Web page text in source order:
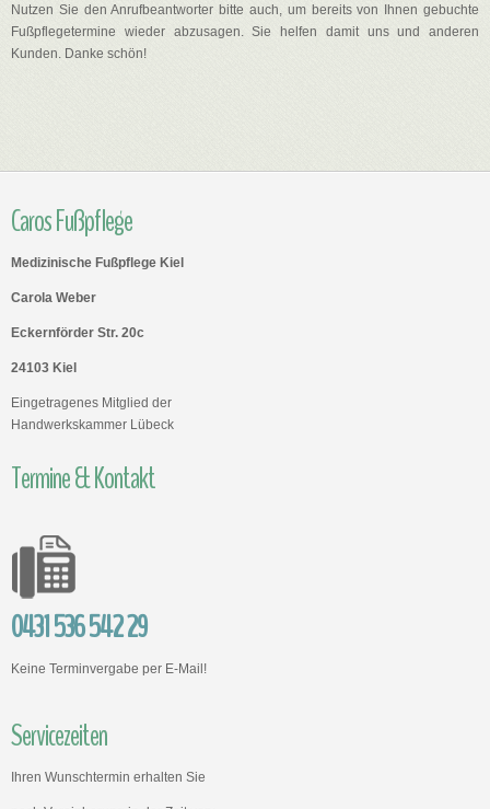
Nutzen Sie den Anrufbeantworter bitte auch, um bereits von Ihnen gebuchte
Fußpflegetermine wieder abzusagen. Sie helfen damit uns und anderen
Kunden. Danke schön!
Caros Fußpflege
Medizinische Fußpflege Kiel
Carola Weber
Eckernförder Str. 20c
24103 Kiel
Eingetragenes Mitglied der
Handwerkskammer Lübeck
Termine & Kontakt
0431 536 542 29
Keine Terminvergabe per E-Mail!
Servicezeiten
Ihren Wunschtermin erhalten Sie